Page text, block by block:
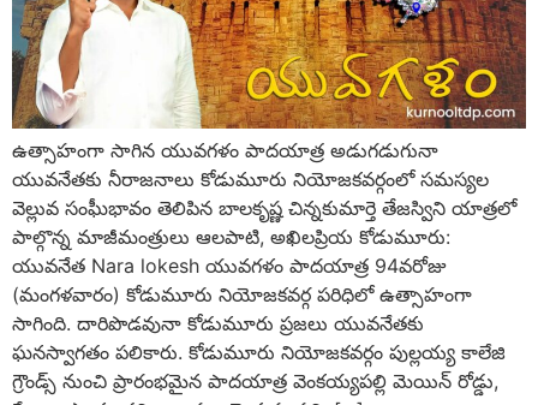
ఉత్సాహంగా సాగిన యువగళం పాదయాత్ర అడుగడుగునా
యువనేతకు నీరాజనాలు కోడుమూరు నియోజకవర్గంలో సమస్యల
వెల్లువ సంఘీభావం తెలిపిన బాలకృష్ణ చిన్నకుమార్తె తేజస్విని యాత్రలో
పాల్గొన్న మాజీమంత్రులు ఆలపాటి, అఖిలప్రియ కోడుమూరు:
యువనేత Nara lokesh యువగళం పాదయాత్ర 94వరోజు
(మంగళవారం) కోడుమూరు నియోజకవర్గ పరిధిలో ఉత్సాహంగా
సాగింది. దారిపొడవునా కోడుమూరు ప్రజలు యువనేతకు
ఘనస్వాగతం పలికారు. కోడుమూరు నియోజకవర్గం పుల్లయ్య కాలేజి
గ్రౌండ్స్ నుంచి ప్రారంభమైన పాదయాత్ర వెంకయ్యపల్లి మెయిన్ రోడ్డు,